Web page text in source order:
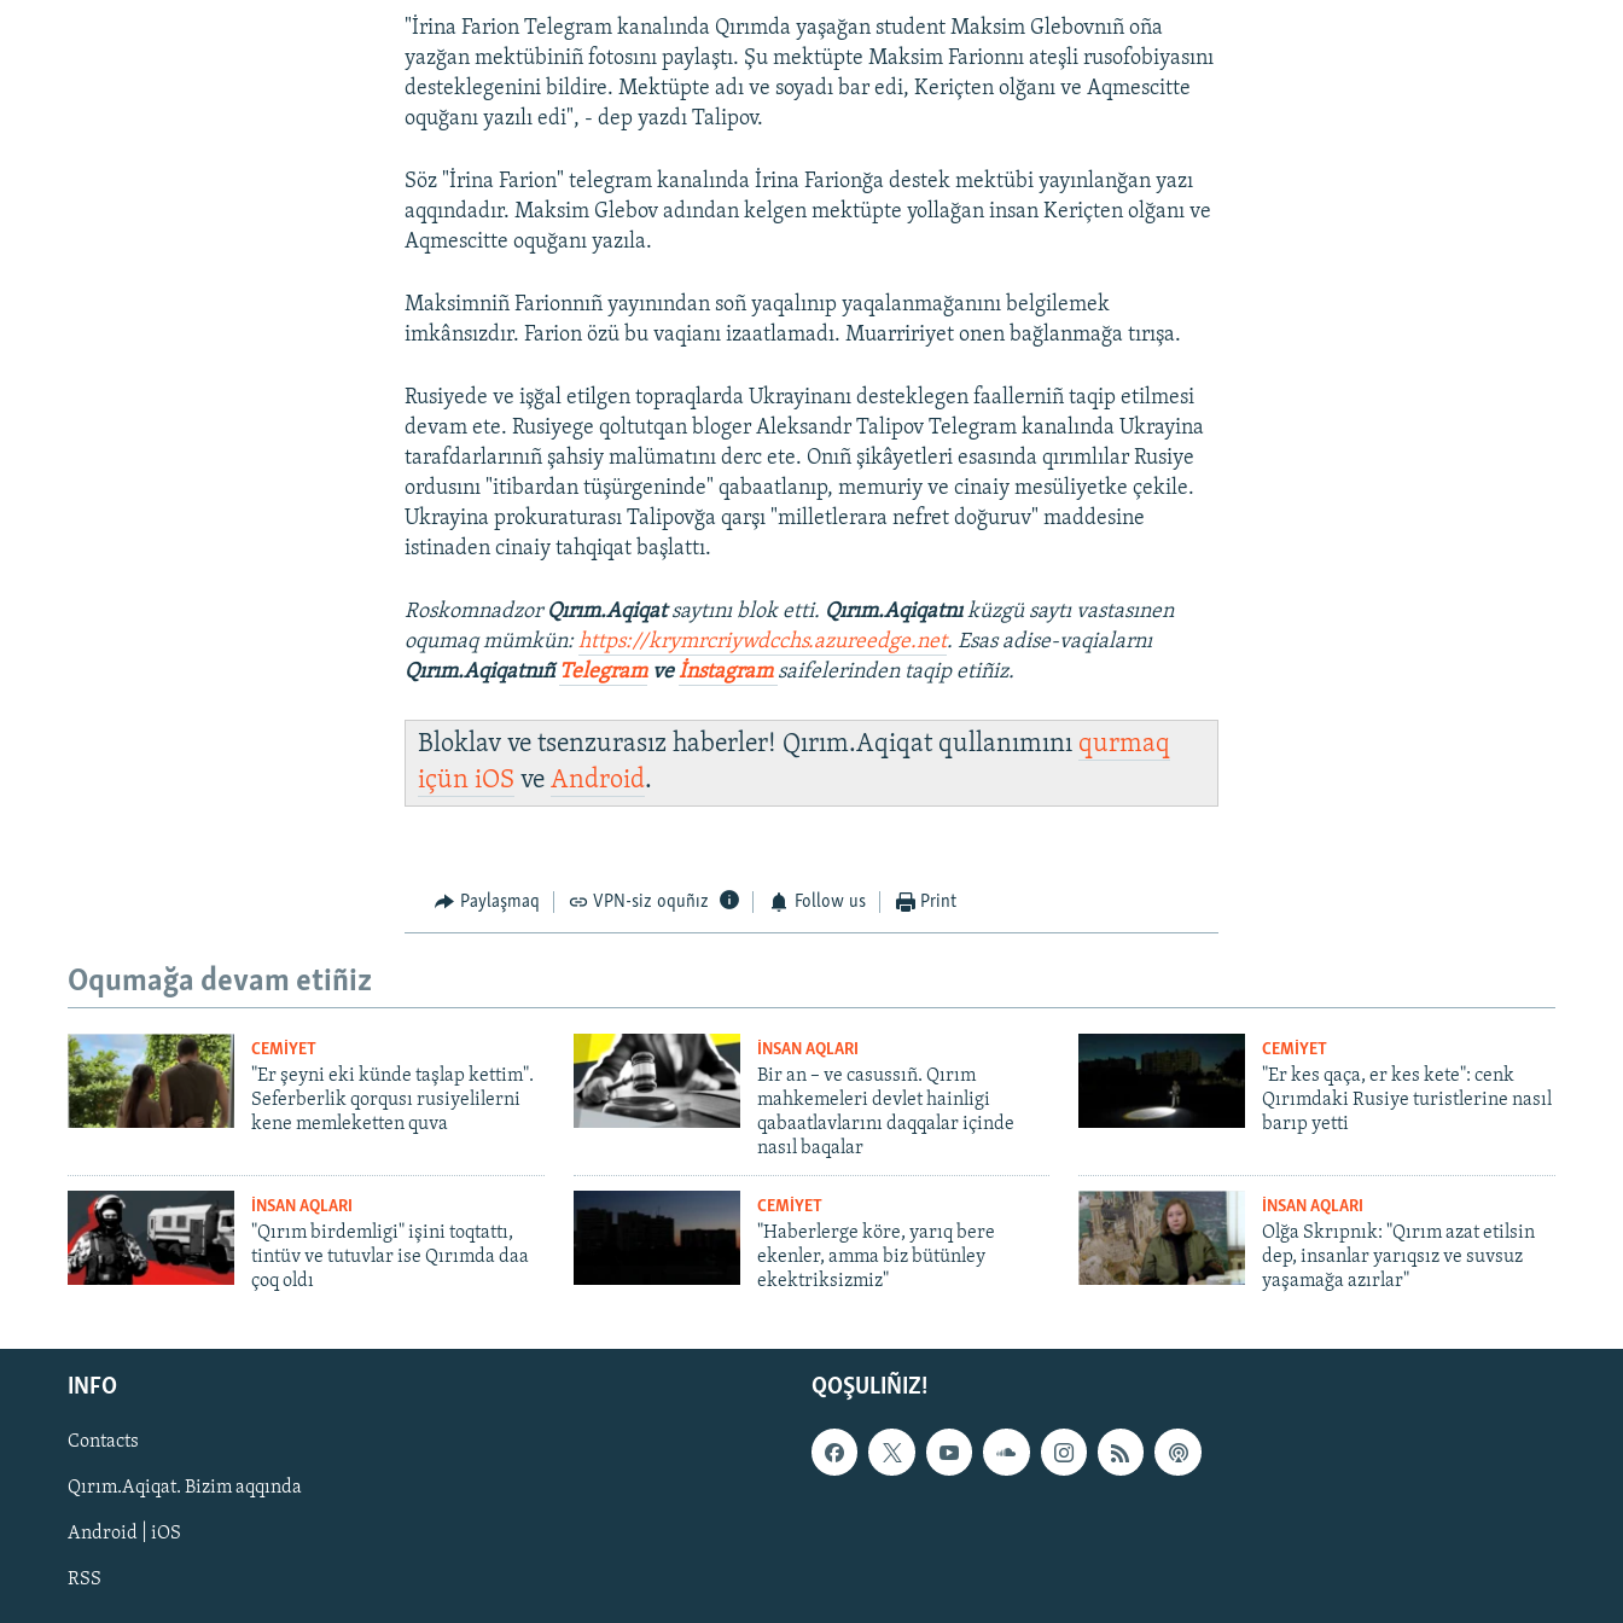
Русский
Українською
QOŞULIÑIZ!
"İrina Farion Telegram kanalında Qırımda yaşağan student Maksim Glebovnıñ oña
yazğan mektübiniñ fotosını paylaştı. Şu mektüpte Maksim Farionnı ateşli rusofobiyasını
desteklegenini bildire. Mektüpte adı ve soyadı bar edi, Keriçten olğanı ve Aqmescitte
oquğanı yazılı edi", - dep yazdı Talipov.
Söz "İrina Farion" telegram kanalında İrina Farionğa destek mektübi yayınlanğan yazı
aqqındadır. Maksim Glebov adından kelgen mektüpte yollağan insan Keriçten olğanı ve
Aqmescitte oquğanı yazıla.
Maksimniñ Farionnıñ yayınından soñ yaqalınıp yaqalanmağanını belgilemek
imkânsızdır. Farion özü bu vaqianı izaatlamadı. Muarririyet onen bağlanmağa tırışa.
Rusiyede ve işğal etilgen topraqlarda Ukrayinanı desteklegen faallerniñ taqip etilmesi
devam ete. Rusiyege qoltutqan bloger Aleksandr Talipov Telegram kanalında Ukrayina
tarafdarlarınıñ şahsiy malümatını derc ete. Onıñ şikâyetleri esasında qırımlılar Rusiye
ordusını "itibardan tüşürgeninde" qabaatlanıp, memuriy ve cinaiy mesüliyetke çekile.
Ukrayina prokuraturası Talipovğa qarşı "milletlerara nefret doğuruv" maddesine
istinaden cinaiy tahqiqat başlattı.
Roskomnadzor Qırım.Aqiqatsaytını blok etti. Qırım.Aqiqatnıküzgü saytı vastasınen
oqumaq mümkün:https://krymrcriywdcchs.azureedge.net. Esas adise-vaqialarnı
Qırım.Aqiqatnıñ Telegramveİnstagram saifelerinden taqip etiñiz.
Bloklav ve tsenzurasız haberler! Qırım.Aqiqat qullanımını qurmaq
içüniOS veAndroid.
Paylaşmaq VPN-siz oquñız Follow us Print
Oqumağa devam etiñiz
CEMİYET
"Er şeyni eki künde taşlap kettim".
Seferberlik qorqusı rusiyelilerni
kene memleketten quva
İNSAN AQLARI
Bir an – ve casussıñ. Qırım
mahkemeleri devlet hainligi
qabaatlavlarını daqqalar içinde
nasıl baqalar
CEMİYET
"Er kes qaça, er kes kete": cenk
Qırımdaki Rusiye turistlerine nasıl
barıp yetti
İNSAN AQLARI
"Qırım birdemligi" işini toqtattı,
tintüv ve tutuvlar ise Qırımda daa
çoq oldı
CEMİYET
"Haberlerge köre, yarıq bere
ekenler, amma biz bütünley
ekektriksizmiz"
İNSAN AQLARI
Olğa Skrıpnık: "Qırım azat etilsin
dep, insanlar yarıqsız ve suvsuz
yaşamağa azırlar"
QOŞULIÑIZ!
INFO
Contacts
Qırım.Aqiqat. Bizim aqqında
Android | iOS
RSS